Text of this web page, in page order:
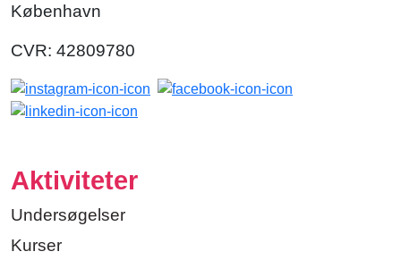
København
CVR: 42809780
Aktiviteter
Undersøgelser
Kurser